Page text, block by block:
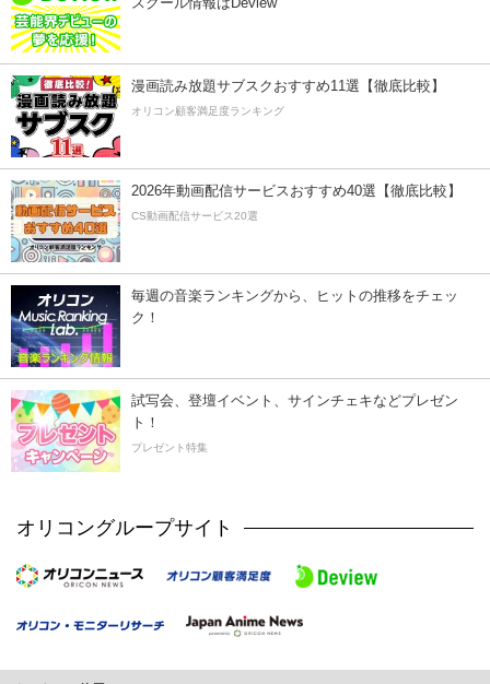
漫画読み放題サブスクおすすめ11選【徹底比較】
オリコン顧客満足度ランキング
2026年動画配信サービスおすすめ40選【徹底比較】
CS動画配信サービス20選
毎週の音楽ランキングから、ヒットの推移をチェッ
ク！
試写会、登壇イベント、サインチェキなどプレゼン
ト！
プレゼント特集
オリコングループサイト